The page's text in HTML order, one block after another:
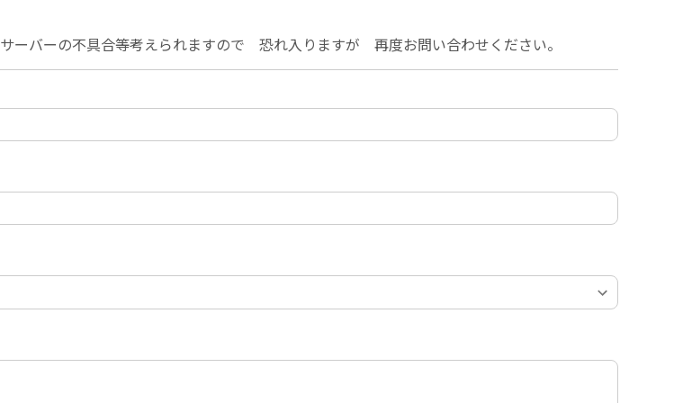
サーバーの不具合等考えられますので 恐れ入りますが 再度お問い合わせください。